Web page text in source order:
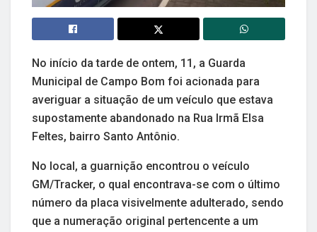
No início da tarde de ontem, 11, a Guarda
Municipal de Campo Bom foi acionada para
averiguar a situação de um veículo que estava
supostamente abandonado na Rua Irmã Elsa
Feltes, bairro Santo Antônio.
No local, a guarnição encontrou o veículo
GM/Tracker, o qual encontrava-se com o último
número da placa visivelmente adulterado, sendo
que a numeração original pertencente a um